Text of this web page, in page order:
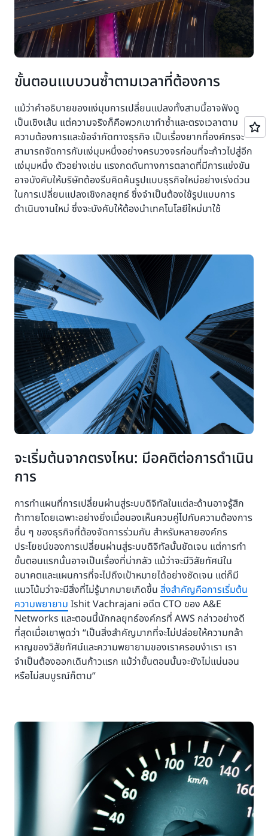
ขั้นตอนแบบวนซ้ำตามเวลาที่ต้องการ
แม้ว่าคำอธิบายของแง่มุมการเปลี่ยนแปลงทั้งสามนี้อาจฟังดู
เป็นเชิงเส้น แต่ความจริงก็คือพวกเขาทำซ้ำและตรงเวลาตาม
ความต้องการและข้อจำกัดทางธุรกิจ เป็นเรื่องยากที่องค์กรจะ
สามารถจัดการกับแง่มุมหนึ่งอย่างครบวงจรก่อนที่จะก้าวไปสู่อีก
แง่มุมหนึ่ง ตัวอย่างเช่น แรงกดดันทางการตลาดที่มีการแข่งขัน
อาจบังคับให้บริษัทต้องรีบคิดค้นรูปแบบธุรกิจใหม่อย่างเร่งด่วน
ในการเปลี่ยนแปลงเชิงกลยุทธ์ ซึ่งจำเป็นต้องใช้รูปแบบการ
ดำเนินงานใหม่ ซึ่งจะบังคับให้ต้องนำเทคโนโลยีใหม่มาใช้
จะเริ่มต้นจากตรงไหน: มีอคติต่อการดำเนิน
การ
การทำแผนที่การเปลี่ยนผ่านสู่ระบบดิจิทัลในแต่ละด้านอาจรู้สึก
ท้าทายโดยเฉพาะอย่างยิ่งเมื่อมองเห็นควบคู่ไปกับความต้องการ
อื่น ๆ ของธุรกิจที่ต้องจัดการร่วมกัน สำหรับหลายองค์กร
ประโยชน์ของการเปลี่ยนผ่านสู่ระบบดิจิทัลนั้นชัดเจน แต่การทำ
ขั้นตอนแรกนั้นอาจเป็นเรื่องที่น่ากลัว แม้ว่าจะมีวิสัยทัศน์ใน
อนาคตและแผนการที่จะไปถึงเป้าหมายได้อย่างชัดเจน แต่ก็มี
แนวโน้มว่าจะมีสิ่งที่ไม่รู้มากมายเกิดขึ้น สิ่งสำคัญคือการเริ่มต้น
ความพยายาม Ishit Vachrajani อดีต CTO ของ A&E
Networks และตอนนี้นักกลยุทธ์องค์กรที่ AWS กล่าวอย่างดี
ที่สุดเมื่อเขาพูดว่า “เป็นสิ่งสำคัญมากที่จะไม่ปล่อยให้ความกล้า
หาญของวิสัยทัศน์และความพยายามของเราครอบงำเรา เรา
จำเป็นต้องออกเดินก้าวแรก แม้ว่าขั้นตอนนั้นจะยังไม่แน่นอน
หรือไม่สมบูรณ์ก็ตาม”